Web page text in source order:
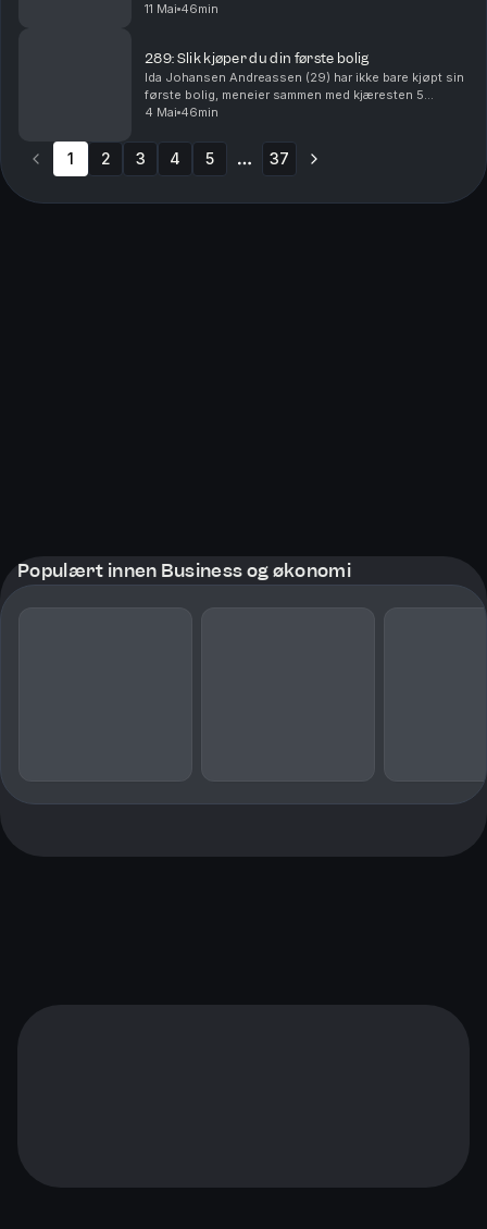
snakker om FIRE-bevegelsen, side
11 Mai 46min
289: Slik kjøper du din første bolig
Ida Johansen Andreassen (29) har ikke bare kjøpt sin
første bolig, meneier sammen med kjæresten 5
boliger. Hva må man tenke på når man sparertil første
4 Mai 46min
1 2 3 4 5 37
Populært innen Business og økonomi